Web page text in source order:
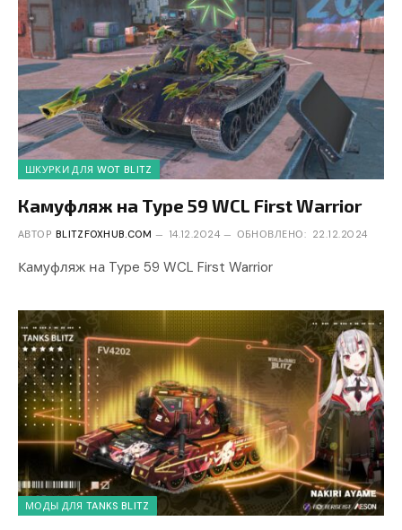
ШКУРКИ ДЛЯ WOT BLITZ
Камуфляж на Type 59 WCL First Warrior
АВТОР BLITZFOXHUB.COM 14.12.2024 ОБНОВЛЕНО: 22.12.2024
Камуфляж на Type 59 WCL First Warrior
МОДЫ ДЛЯ TANKS BLITZ